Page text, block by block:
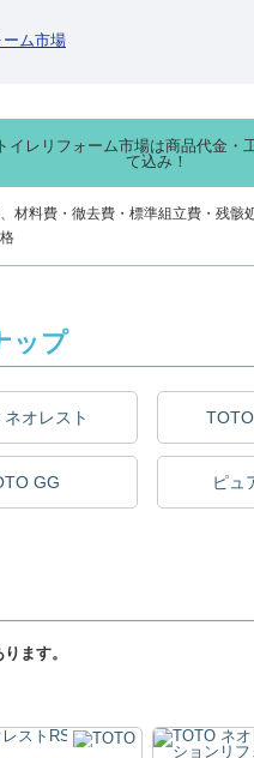
材料費・徹去費・標準組立費・残骸
ップ
オレスト
GG ピュ
ます。